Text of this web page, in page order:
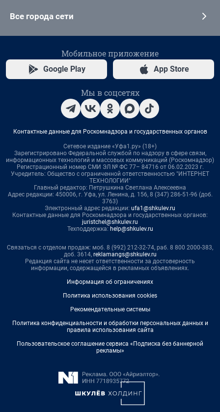
Все города сети
Мобильное приложение
Google Play App Store
Мы в соцсетях
Контактные данные для Роскомнадзора и государственных органов
Сетевое издание «Уфа1.ру» (18+)
Зарегистрировано Федеральной службой по надзору в сфере связи,
информационных технологий и массовых коммуникаций (Роскомнадзор)
Регистрационный номер СМИ ЭЛ № ФС 77– 84716 от 06.02.2023 г.
Учредитель: Общество с ограниченной ответственностью "ИНТЕРНЕТ
ТЕХНОЛОГИИ"
Главный редактор: Петрушкина Светлана Алексеевна
Адрес редакции: 450006, г. Уфа, ул. Ленина, д. 156, 8 (347) 286-51-96 (доб.
3763)
Электронный адрес редакции: ufa1@shkulev.ru
Контактные данные для Роскомнадзора и государственных органов:
juristchel@shkulev.ru
Техподдержка: help@shkulev.ru
Связаться с отделом продаж: моб. 8 (992) 212-32-74, раб. 8 800 2000-383,
доб. 3614, reklamangs@shkulev.ru
Редакция сайта не несет ответственности за достоверность
информации, содержащейся в рекламных объявлениях.
Информация об ограничениях
Политика использования cookies
Рекомендательные системы
Политика конфиденциальности и обработки персональных данных и
правила использования сайта
Пользовательское соглашение сервиса «Подписка без баннерной
рекламы»